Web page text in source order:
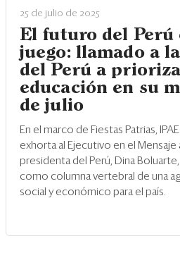
25 de julio de 2025
El futuro del Perú
juego: llamado a
del Perú a
educación en su
de julio
En el marco de Fiestas Patrias,
exhorta al Ejecutivo en el Mensaje
presidenta del Perú, Dina
como columna vertebral de una
social y económico para el país.